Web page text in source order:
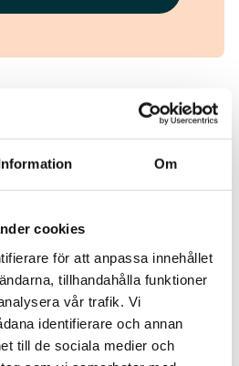
Om
cookies
för att anpassa innehållet
tillhandahålla funktioner
vår trafik. Vi
identifierare och annan
till de sociala medier och